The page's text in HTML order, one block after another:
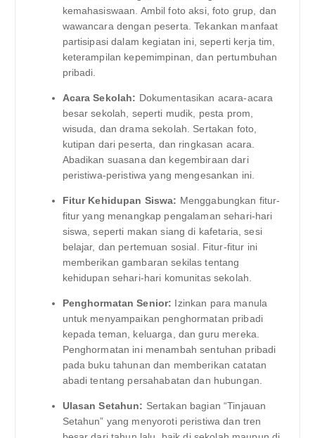
kemahasiswaan. Ambil foto aksi, foto grup, dan
wawancara dengan peserta. Tekankan manfaat
partisipasi dalam kegiatan ini, seperti kerja tim,
keterampilan kepemimpinan, dan pertumbuhan
pribadi.
Acara Sekolah: Dokumentasikan acara-acara
besar sekolah, seperti mudik, pesta prom,
wisuda, dan drama sekolah. Sertakan foto,
kutipan dari peserta, dan ringkasan acara.
Abadikan suasana dan kegembiraan dari
peristiwa-peristiwa yang mengesankan ini.
Fitur Kehidupan Siswa: Menggabungkan fitur-
fitur yang menangkap pengalaman sehari-hari
siswa, seperti makan siang di kafetaria, sesi
belajar, dan pertemuan sosial. Fitur-fitur ini
memberikan gambaran sekilas tentang
kehidupan sehari-hari komunitas sekolah.
Penghormatan Senior: Izinkan para manula
untuk menyampaikan penghormatan pribadi
kepada teman, keluarga, dan guru mereka.
Penghormatan ini menambah sentuhan pribadi
pada buku tahunan dan memberikan catatan
abadi tentang persahabatan dan hubungan.
Ulasan Setahun: Sertakan bagian “Tinjauan
Setahun” yang menyoroti peristiwa dan tren